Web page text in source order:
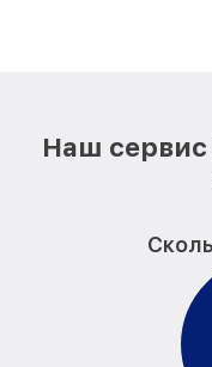
Наш сервис